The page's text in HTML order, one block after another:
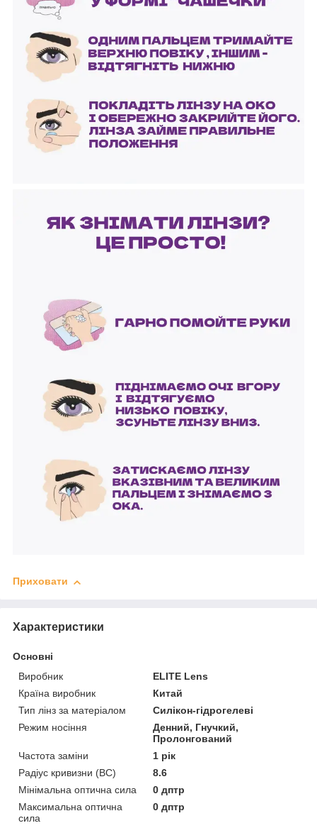
Приховати
Характеристики
Основні
Виробник
ELITE Lens
Країна виробник
Китай
Тип лінз за матеріалом
Силікон-гідрогелеві
Режим носіння
Денний, Гнучкий,
Пролонгований
Частота заміни
1 рік
Радіус кривизни (BC)
8.6
Мінімальна оптична сила
0 дптр
Максимальна оптична
сила
0 дптр